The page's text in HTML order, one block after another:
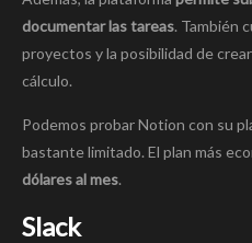
documentar las tareas. También
proyectos y la posibilidad de
cálculo.
Podemos probar Notion con su
bastante limitado. El plan más
dólares al mes.
Slack